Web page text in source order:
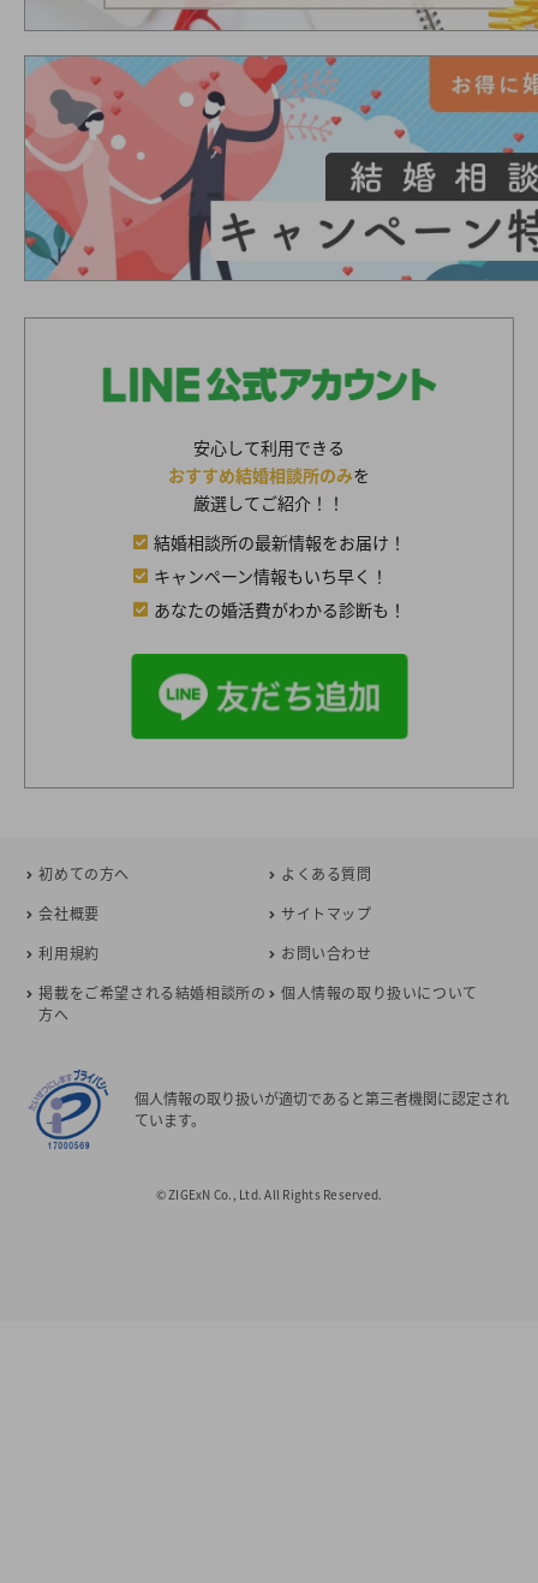
安心して利用できる
おすすめ結婚相談所のみを
厳選してご紹介！！
結婚相談所の最新情報をお届け！
キャンペーン情報もいち早く！
あなたの婚活費がわかる診断も！
初めての方へ
よくある質問
会社概要
サイトマップ
利用規約
お問い合わせ
掲載をご希望される結婚相談所の
方へ
個人情報の取り扱いについて
個人情報の取り扱いが適切であると第三者機関に認定され
ています。
© ZIGExN Co., Ltd. All Rights Reserved.